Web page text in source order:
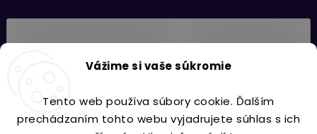
Vážime si vaše súkromie
Tento web používa súbory cookie. Ďalším
prechádzaním tohto webu vyjadrujete súhlas s ich
Prihlásiť sa